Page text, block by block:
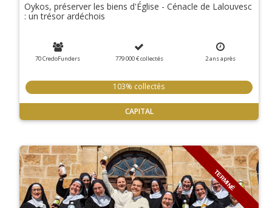
Oykos, préserver les biens d'Église - Cénacle de Lalouvesc
: un trésor ardéchois
70 CredoFunders 779 000 €collectés 2ansaprès
103% collectés
CAPITAL
TERMINÉ